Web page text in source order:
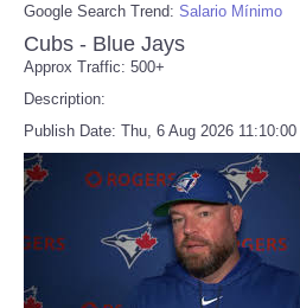
Google Search Trend: Salario Mínimo
Cubs - Blue Jays
Approx Traffic: 500+
Description:
Publish Date: Thu, 6 Aug 2026 11:10:00